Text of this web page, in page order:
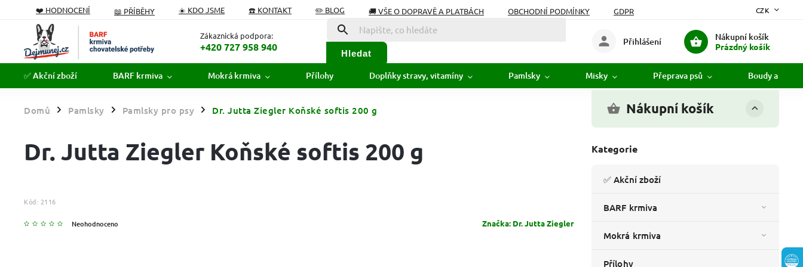
❤️ HODNOCENÍ 📖 PŘÍBĚHY ☀️ KDO JSME ☎️ KONTAKT ✏️ BLOG 🚚 VŠE O DOPRAVĚ A PLATBÁCH OBCHODNÍ PODMÍNKY
GDPR
PODÁVÁME POMOCNOU TLAPKU
SLOVNÍK POJMŮ
CZK
Zákaznická podpora:
+420 727 958 940
Hledat
Nákupní košík
Prázdný košík
Přihlášení
✅ Akční zboží BARF krmiva Mokrá krmiva Přílohy Doplňky stravy, vitamíny Pamlsky Misky Přeprava psů Boudy a
Domů / Pamlsky / Pamlsky pro psy / Dr. Jutta Ziegler Koňské softis 200 g Nákupní košík
Kategorie
✅ Akční zboží
BARF krmiva
Mokrá krmiva
Přílohy
Dr. Jutta Ziegler Koňské softis 200 g
Kód: 2116
Neohodnoceno Značka: Dr. Jutta Ziegler